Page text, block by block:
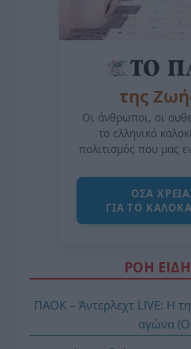
της
Οι άνθρωποι, οι
το ελληνικό
πολιτισμός που μας
ΌΣΑ
ΓΙΑ ΤΟ
ΡΟΗ
ΠΑΟΚ – Άντερλεχτ LIVE: Η
αγώνα